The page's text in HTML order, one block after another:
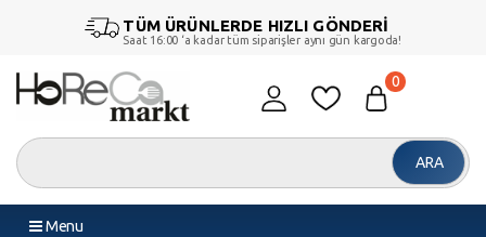
TÜM ÜRÜNLERDE HIZLI GÖNDERİ
Saat 16:00 ‘a kadar tüm siparişler aynı gün kargoda!
ARA
0
Menu